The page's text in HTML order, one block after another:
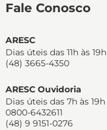
Fale Conosco
ARESC
Dias úteis das 11h às 19h
(48) 3665-4350
ARESC Ouvidoria
Dias úteis das 7h às 19h
0800-6432611
(48) 9 9151-0276